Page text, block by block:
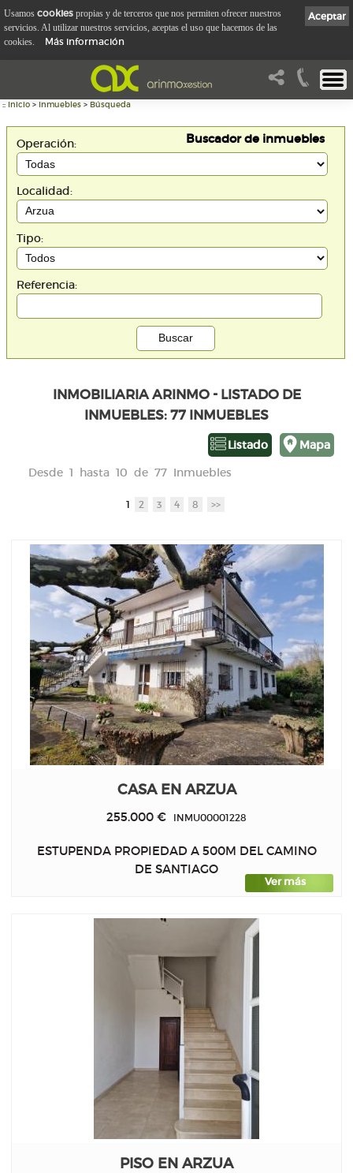
:: Inicio > Inmuebles > Búsqueda
Buscador de inmuebles
Operación:
Localidad:
Tipo:
Referencia:
INMOBILIARIA ARINMO - LISTADO DE
INMUEBLES: 77 INMUEBLES
Mapa
Listado
Desde 1 hasta 10 de 77 Inmuebles
1 2 3 4 8 >>
CASA EN ARZUA
255.000 € INMU00001228
ESTUPENDA PROPIEDAD A 500M DEL CAMINO
DE SANTIAGO
Ver más
PISO EN ARZUA
Aceptar
Usamos cookies propias y de terceros que nos permiten ofrecer nuestros
servicios. Al utilizar nuestros servicios, aceptas el uso que hacemos de las
cookies.
Más información